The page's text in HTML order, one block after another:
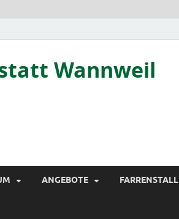
Wannweil
ANGEBOTE FARRENSTALL